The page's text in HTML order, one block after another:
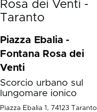
Piazza Ebalia -
Fontana Rosa dei
Venti
Scorcio urbano sul
lungomare ionico
Piazza Ebalia 1, 74123 Taranto